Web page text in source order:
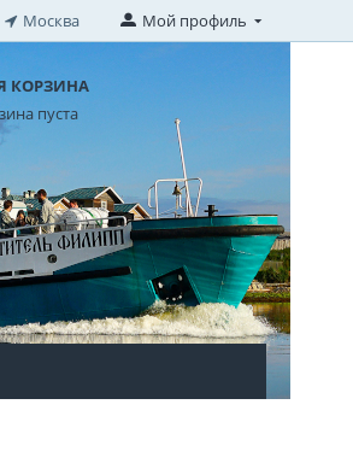
Москва Мой профиль
КОРЗИНА
пуста